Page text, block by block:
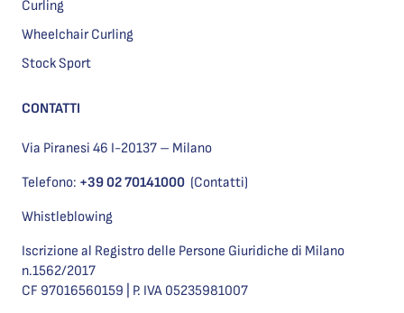
Curling
Wheelchair Curling
Stock Sport
CONTATTI
Via Piranesi 46 I-20137 – Milano
Telefono: +39 02 70141000 (Contatti)
Whistleblowing
Iscrizione al Registro delle Persone Giuridiche di Milano
n.1562/2017
CF 97016560159 | P. IVA 05235981007